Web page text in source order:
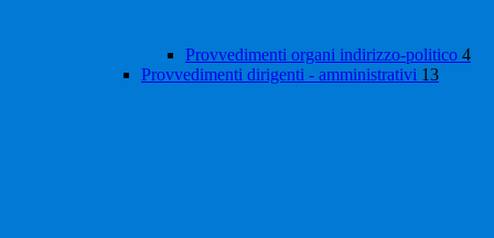
Provvedimenti organi indirizzo-politico 4
Provvedimenti dirigenti - amministrativi 13